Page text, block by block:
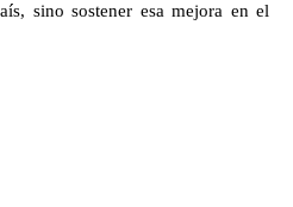
sino sostener esa mejora en el